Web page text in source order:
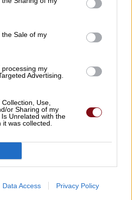
Sale of my
my
Advertising.
Use,
or Sharing of my
Unrelated with the
was collected.
Data Access Privacy Policy
στον